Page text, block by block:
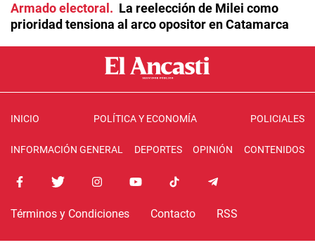
Armado electoral
La reelección de Milei como
prioridad tensiona al arco opositor en Catamarca
INICIO POLÍTICA Y ECONOMÍA POLICIALES
INFORMACIÓN GENERAL DEPORTES OPINIÓN CONTENIDOS
Términos y Condiciones Contacto RSS